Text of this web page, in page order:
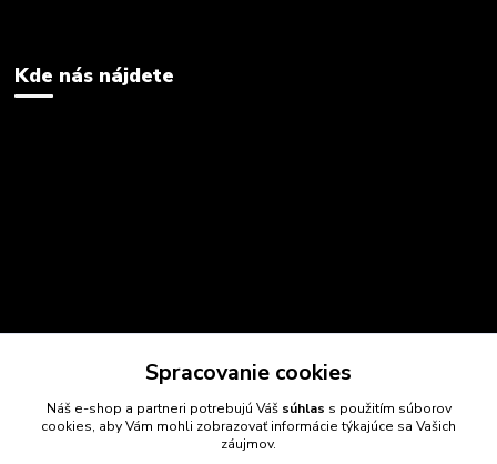
Kde nás nájdete
Spracovanie cookies
Náš e-shop a partneri potrebujú Váš súhlas s použitím súborov
cookies, aby Vám mohli zobrazovať informácie týkajúce sa Vašich
záujmov.